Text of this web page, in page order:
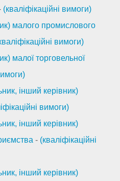
(кваліфікаційні вимоги)
малого промислового
вимоги)
малої торговельної
інший керівник)
вимоги)
інший керівник)
- (кваліфікаційні
інший керівник)